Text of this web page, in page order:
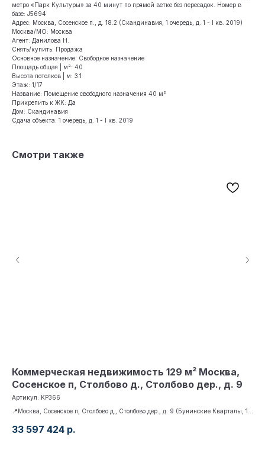
метро «Парк Культуры» за 40 минут по прямой ветке без пересадок. Номер в
базе: J5694
Адрес: Москва, Сосенское п., д. 18.2 (Скандинавия, 1 очередь, д. 1 - I кв. 2019)
Москва/МО: Москва
Агент: Данилова Н.
Снять/купить: Продажа
Основное назначение: Свободное назначение
Площадь общая | м²: 40
Высота потолков | м: 3.1
Этаж: 1/17
Название: Помещение свободного назначения 40 м²
Прикрепить к ЖК: Да
Дом: Скандинавия
Сдача объекта: 1 очередь, д. 1 - I кв. 2019
Смотри также
Коммерческая недвижимость 129 м² Москва,
Сосенское п, Столбово д., Столбово дер., д. 9
Артикул: KP366
📍Москва, Сосенское п, Столбово д., Столбово дер., д. 9 (Бунинские Кварталы, 1
33 597 424 р.